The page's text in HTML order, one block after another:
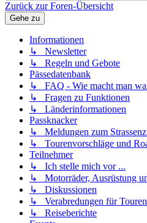
Zurück zur Foren-Übersicht
Gehe zu
Informationen
↳ Newsletter
↳ Regeln und Gebote
Pässedatenbank
↳ FAQ - Wie macht man
↳ Fragen zu Funktionen
↳ Länderinformationen
Passknacker
↳ Meldungen zum
↳ Tourenvorschläge und
Teilnehmer
↳ Ich stelle mich vor ...
↳ Motorräder, Ausrüstung
↳ Diskussionen
↳ Verabredungen für Touren
↳ Reiseberichte